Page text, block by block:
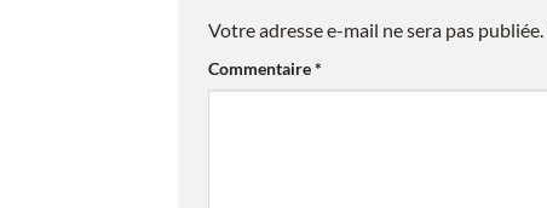
Votre adresse e-mail ne sera pas publiée.
Commentaire*